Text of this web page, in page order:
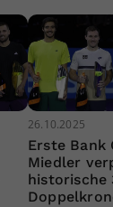
26.10.2025
Erste Bank
Miedler
historische